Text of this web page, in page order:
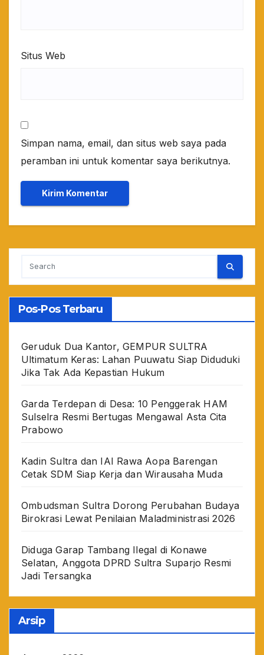
Situs Web
Simpan nama, email, dan situs web saya pada
peramban ini untuk komentar saya berikutnya.
Pos-Pos Terbaru
Geruduk Dua Kantor, GEMPUR SULTRA
Ultimatum Keras: Lahan Puuwatu Siap Diduduki
Jika Tak Ada Kepastian Hukum
Garda Terdepan di Desa: 10 Penggerak HAM
Sulselra Resmi Bertugas Mengawal Asta Cita
Prabowo
Kadin Sultra dan IAI Rawa Aopa Barengan
Cetak SDM Siap Kerja dan Wirausaha Muda
Ombudsman Sultra Dorong Perubahan Budaya
Birokrasi Lewat Penilaian Maladministrasi 2026
Diduga Garap Tambang Ilegal di Konawe
Selatan, Anggota DPRD Sultra Suparjo Resmi
Jadi Tersangka
Arsip